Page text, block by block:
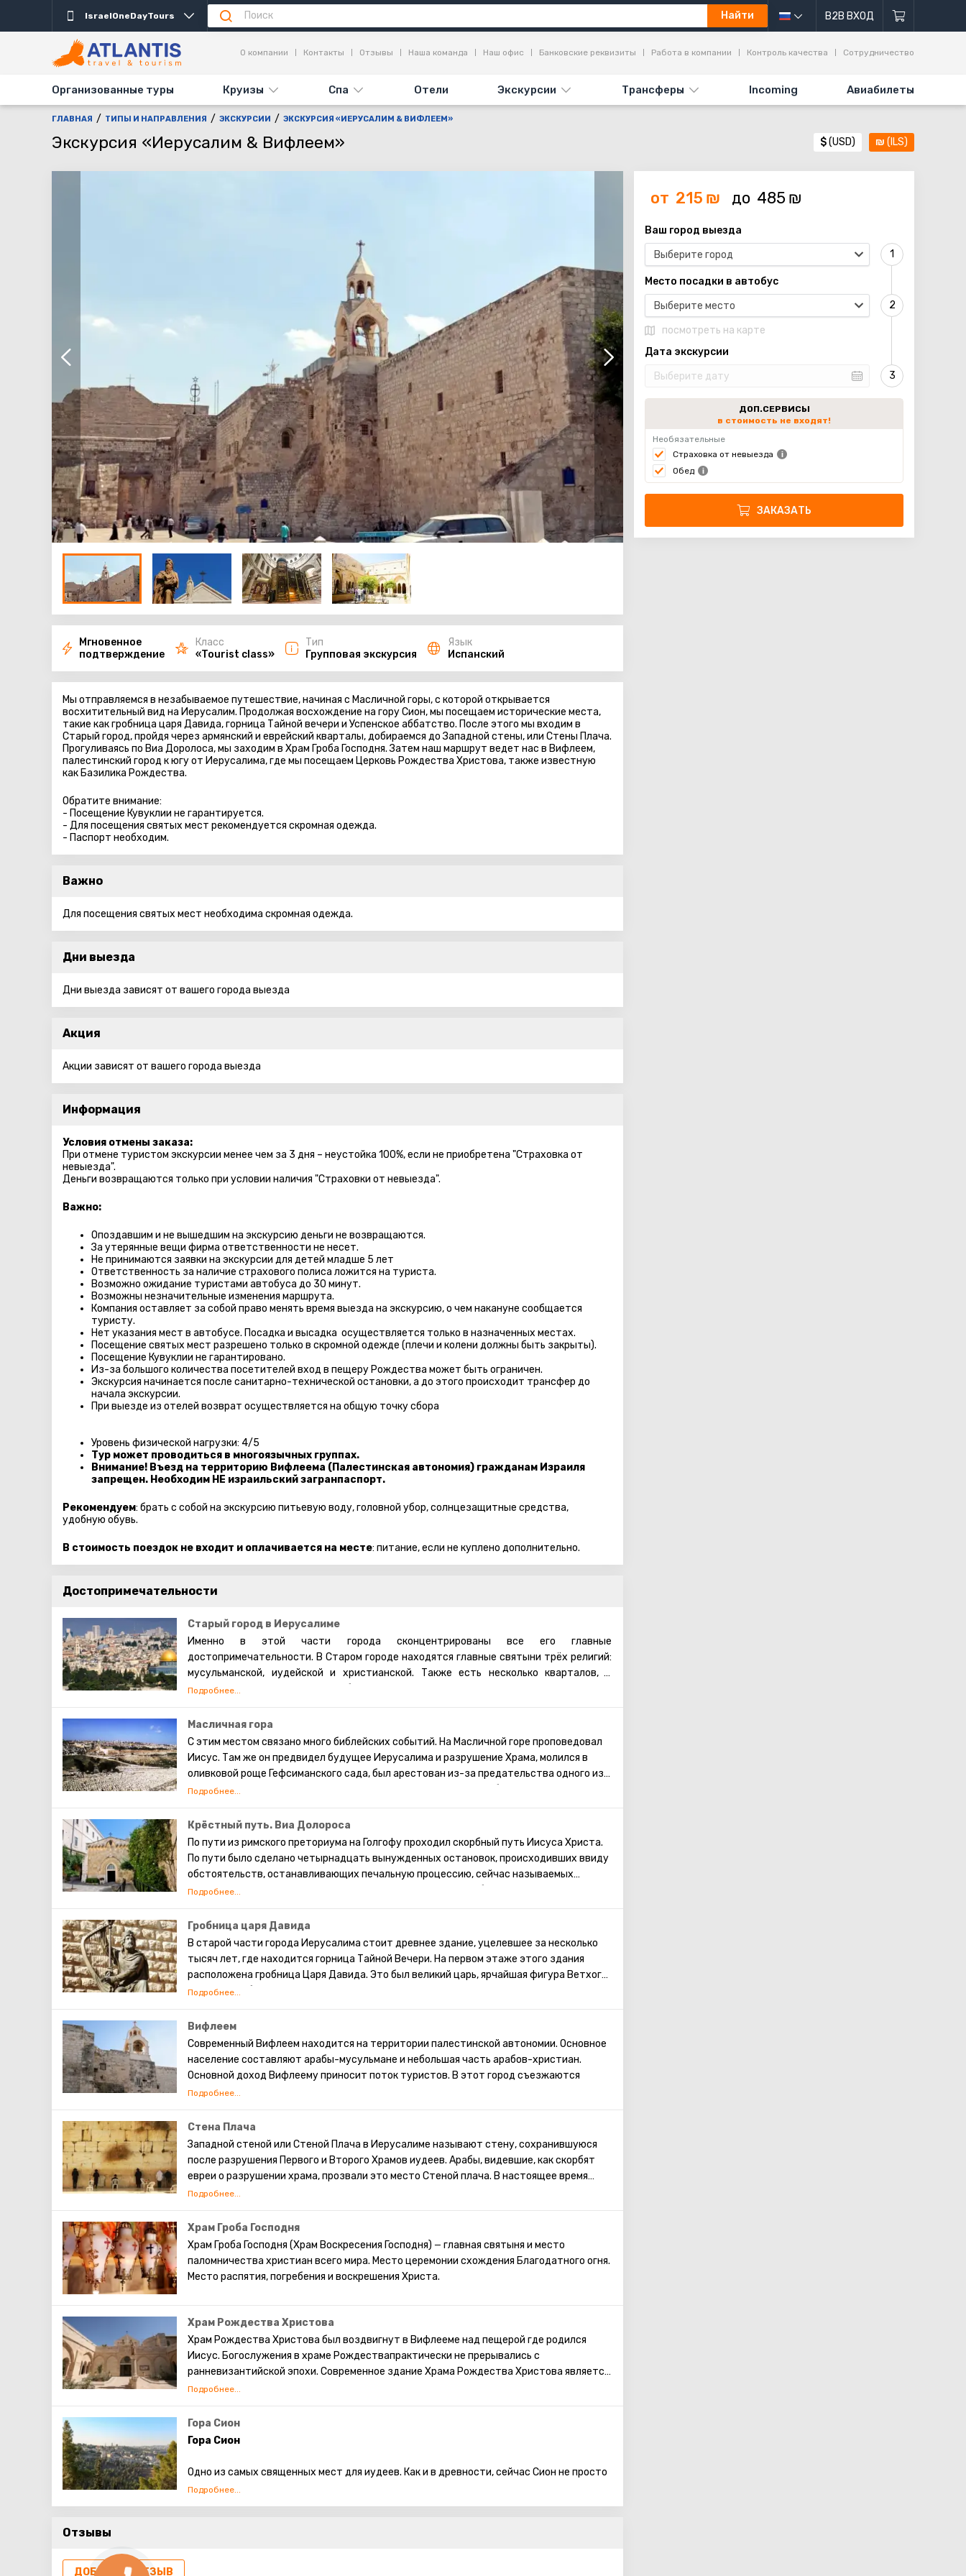
IsraelOneDayTours Найти B2B ВХОД
Организованные туры Круизы Спа Отели Экскурсии Трансферы Incoming Авиабилеты
О компании Контакты Отзывы Наша команда Наш офис Банковские реквизиты Работа в компании Контроль качества Сотрудничество
ГЛАВНАЯ ТИПЫ И НАПРАВЛЕНИЯ ЭКСКУРСИИ ЭКСКУРСИЯ «ИЕРУСАЛИМ & ВИФЛЕЕМ»
Экскурсия «Иерусалим & Вифлеем» $(USD) ₪ (ILS)
Мгновенное
подтверждение
Класс
«Tourist class»
Тип
Групповая экскурсия
Язык
Испанский
Мы отправляемся в незабываемое путешествие, начиная с Масличной горы, с которой открывается
восхитительный вид на Иерусалим. Продолжая восхождение на гору Сион, мы посещаем исторические места,
такие как гробница царя Давида, горница Тайной вечери и Успенское аббатство. После этого мы входим в
Старый город, пройдя через армянский и еврейский кварталы, добираемся до Западной стены, или Стены Плача.
Прогуливаясь по Виа Доролоса, мы заходим в Храм Гроба Господня. Затем наш маршрут ведет нас в Вифлеем,
палестинский город к югу от Иерусалима, где мы посещаем Церковь Рождества Христова, также известную
как Базилика Рождества.
Обратите внимание:
- Посещение Кувуклии не гарантируется.
- Для посещения святых мест рекомендуется скромная одежда.
- Паспорт необходим.
Важно
Для посещения святых мест необходима скромная одежда.
Дни выезда
Дни выезда зависят от вашего города выезда
Акция
Акции зависят от вашего города выезда
Информация
Условия отмены заказа:
При отмене туристом экскурсии менее чем за 3 дня – неустойка 100%, если не приобретена "Страховка от
невыезда".
Деньги возвращаются только при условии наличия "Страховки от невыезда".
Важно:
Опоздавшим и не вышедшим на экскурсию деньги не возвращаются.
За утерянные вещи фирма ответственности не несет.
Не принимаются заявки на экскурсии для детей младше 5 лет
Ответственность за наличие страхового полиса ложится на туриста.
Возможно ожидание туристами автобуса до 30 минут.
Возможны незначительные изменения маршрута.
Компания оставляет за собой право менять время выезда на экскурсию, о чем накануне сообщается
туристу.
Нет указания мест в автобуcе. Посадка и высадка осуществляется только в назначенных местах.
Посещение святых мест разрешено только в скромной одежде (плечи и колени должны быть закрыты).
Посещение Кувуклии не гарантировано.
Из-за большого количества посетителей вход в пещеру Рождества может быть ограничен.
Экскурсия начинается после санитарно-технической остановки, а до этого происходит трансфер до
начала экскурсии.
При выезде из отелей возврат осуществляется на общую точку сбора
Уровень физической нагрузки: 4/5
Тур может проводиться в многоязычных группах.
Внимание! Въезд на территорию Вифлеема (Палестинская автономия) гражданам Израиля
запрещен. Необходим НЕ израильский загранпаспорт.
Рекомендуем: брать с собой на экскурсию питьевую воду, головной убор, солнцезащитные средства,
удобную обувь.
В стоимость поездок не входит и оплачивается на месте: питание, если не куплено дополнительно.
Достопримечательности
Старый город в Иерусалиме
Именно в этой части города сконцентрированы все его главные
достопримечательности. В Старом городе находятся главные святыни трёх религий:
мусульманской, иудейской и христианской. Также есть несколько кварталов, в
которых проживают евреи, арабы, христиане и армяне. Несмотря на то, что армяне
живут они обособленно. В армянском квартале практически не бывает туристических
экскурсий. Каждый может увидеть потрясающие памятники старинной архитектуры,
просто прогулявшись по Старому городу. Башня Давида, Храм Гроба Господня,
сохранившаяся римская торговая улица, Стена Плача и многие другие
достопримечательности Иерусалима открыты для посещения туристами.
Масличная гора
С этим местом связано много библейских событий. На Масличной горе проповедовал
Иисус. Там же он предвидел будущее Иерусалима и разрушение Храма, молился в
оливковой роще Гефсиманского сада, был арестован из-за предательства одного из
его апостолов – Иуды. Также, пророком Захарией в древности было сделано
тогда начнётся воскрешение мёртвых. На западном склоне горы находится
иудейское кладбище, где когда-то был похоронен сын царя Давида- Авессалом, а
сейчас там хоронят видных государственных деятелей Израиля.
Крёстный путь. Виа Долороса
По пути из римского преториума на Голгофу проходил скорбный путь Иисуса Христа.
По пути было сделано четырнадцать вынужденных остановок, происходивших ввиду
обстоятельств, останавливающих печальную процессию, сейчас называемых
станциями. На месте первых десяти станций построены небольшие церкви или
Крестному пути, можно самому увидеть, прочувствовать то, что пришлось пережить
Иисусу. ( В программе маршрута посещение 5 последних точек)
Гробница царя Давида
В старой части города Иерусалима стоит древнее здание, уцелевшее за несколько
тысяч лет, где находится горница Тайной Вечери. На первом этаже этого здания
расположена гробница Царя Давида. Это был великий царь, ярчайшая фигура Ветхого
Завета. Он объединил Израиль в мощное, сильное государство, сделав Иерусалим его
передал своему сыну Соломону средства и все необходимые чертежи для
строительства Первого Храма. Его почитают как в христианстве, так и в иудаизме и в
Вифлеем
Современный Вифлеем находится на территории палестинской автономии. Основное
население составляют арабы-мусульмане и небольшая часть арабов-христиан.
Основной доход Вифлеему приносит поток туристов. В этот город съезжаются
христианские паломники со всего света. Именно здесь родился Иисус Христос.
транслируют по всему миру. Главная святыня города – серебряная звезда в пещере
храма Рождества Христова, которой отмечено место, где появился на свет Иисус. В
этом храме есть чудотворная икона улыбающейся Божьей Матери, пещера
Стена Плача
Западной стеной или Стеной Плача в Иерусалиме называют стену, сохранившуюся
после разрушения Первого и Второго Храмов иудеев. Арабы, видевшие, как скорбят
евреи о разрушении храма, прозвали это место Стеной плача. В настоящее время
существует традиция: стоя у Стены Плача просить о самом сокровенном. Можно
непременно сбудется. Собираясь посетить Стену Плача, следует помнить о том, что
это возможно только в скромной одежде, прикрывающей колени и плечи.
Храм Гроба Господня
Храм Гроба Господня (Храм Воскресения Господня) — главная святыня и место
паломничества христиан всего мира. Место церемонии схождения Благодатного огня.
Место распятия, погребения и воскрешения Христа.
Храм Рождества Христова
Храм Рождества Христова был воздвигнут в Вифлееме над пещерой где родился
Иисус. Богослужения в храме Рождествапрактически не прерывались с
ранневизантийской эпохи. Современное здание Храма Рождества Христова является
единственным христианским храмом в Палестине, сохранившимся с
Гора Сион
Гора Сион
Одно из самых священных мест для иудеев. Как и в древности, сейчас Сион не просто
гора – это символ дома.
Отзывы
ДОБАВИТЬ ОТЗЫВ
Описание Важно Дни выезда Акция Информация Достопримечательности Отзывы
от 215 ₪ до 485 ₪
Ваш город выезда
Выберите город
Место посадки в автобус
Выберите место
посмотреть на карте
Дата экскурсии
ДОП.СЕРВИСЫ
в стоимость не входят!
Необязательные
Страховка от невыезда
Обед
ЗАКАЗАТЬ